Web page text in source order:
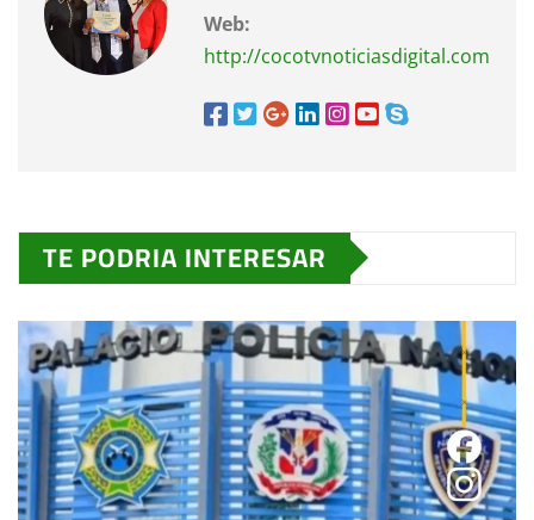
Web:
http://cocotvnoticiasdigital.com
TE PODRIA INTERESAR